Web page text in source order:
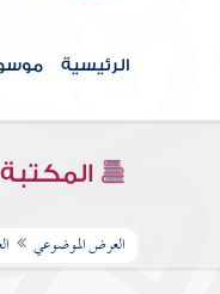
الرئيسية
العرض الموضوعي